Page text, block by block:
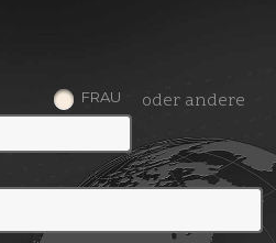
FRAU oder andere